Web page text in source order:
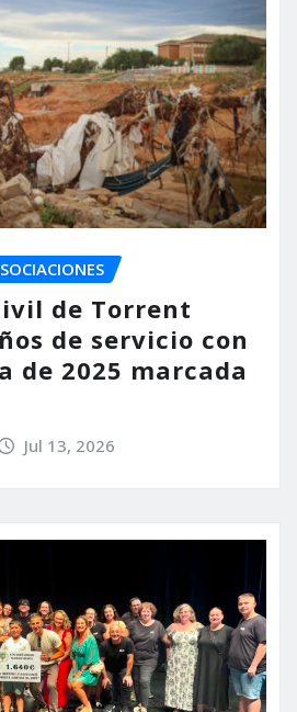
de Torrent
de servicio con
de 2025 marcada
Jul 13, 2026